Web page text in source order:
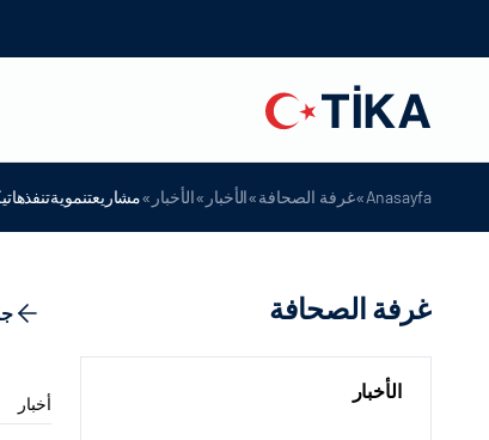
Anasayfa
»غرفة الصحافة»الأخبار »الأخبار »
غرفة الصحافة
الأخبار
أخبار